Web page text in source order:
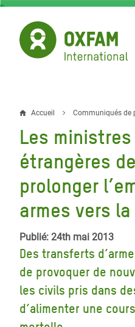
Aller
contenu
principal
Fil
d'Ariane
Accueil Communiqués de
Les
étrangères
prolonger
armes vers la
Publié: 24th mai 2013
Des transferts
de provoquer de
les civils pris dans
d’alimenter une